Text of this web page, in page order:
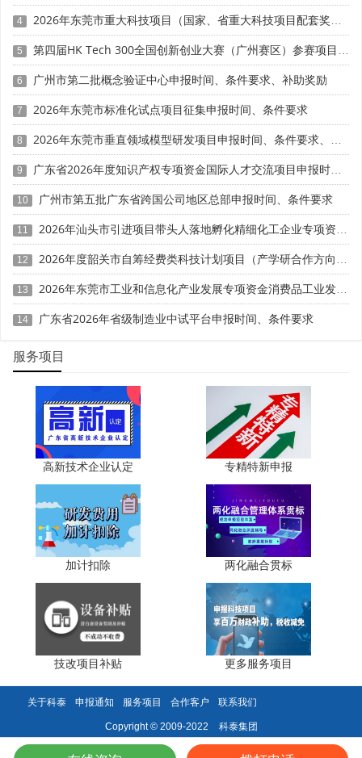
次，新增全生命周期碳足迹评价指标，完整核算产品从原料
开采、生产制造、运输使用到报废阶段的碳排放总量，名优
高品碳排放强度需低于行业平均水平。
针对工业减排装备、环保耗材、低碳建材等主流品类，
评价还增设环保材质占比、废气净化效率、低碳工艺应用等
细分指标。国家相关文件明确提出，减排类名优高品实行分
级评价机制，将低碳指标纳入硬性考核，逐步推动减排标准
与国际绿色规则接轨，倒逼企业优化生产工艺，降低产品碳
排属性。
三、循环经济类产品核心评价标准
开展评价。评价内容涵盖产品绿色设计、易拆解性能、再生
材料占比、回收再利用效率四大板块。
在设计层面，要求产品采用易回收、易拆解、易再生结
料、再生金属、再生纤维等再生原料的最低使用占比，不同
产品、再生资源制品，还需考核产品安全性能、使用寿命、
质量稳定性，同时规范产品回收渠道与标识标注。
按照国务院《关于加快构建废弃物循环利用体系的意
见》(国办发〔2024〕7号)要求，循环经济名优高品需建立
完整的回收处置溯源体系，确保产品报废后可高效资源化利
用，杜绝二次污染。该意见提出，到2025年初步建成覆盖各
领域、各环节的废弃物循环利用体系，到2030年建成覆盖全
面、运转高效、规范有序的废弃物循环利用体系，废弃物循
环利用水平总体居于世界前列。
需要说明的是，原文提到的《循环经济绩效评价技术导
则》国家标准目前正在修订中，2026年4月已发布征求意见
稿，尚未正式发布，企业需关注最新进展。
经济三类产品评价标准将进一步打通边界，构建"能效+低碳
4 2026年东莞市重大科技项目（国家、省重大科技项目配套奖励）入库备案申报时间、条件要求
5 第四届HK Tech 300全国创新创业大赛（广州赛区）参赛项目征集时间、条件要求、扶持奖励
6 广州市第二批概念验证中心申报时间、条件要求、补助奖励
7 2026年东莞市标准化试点项目征集申报时间、条件要求
8 2026年东莞市垂直领域模型研发项目申报时间、条件要求、资助奖励
9 广东省2026年度知识产权专项资金国际人才交流项目申报时间、条件要求
10 广州市第五批广东省跨国公司地区总部申报时间、条件要求
11 2026年汕头市引进项目带头人落地孵化精细化工企业专项资金申报时间、条件要求、资助奖励
12 2026年度韶关市自筹经费类科技计划项目（产学研合作方向）申报时间、条件要求
13 2026年东莞市工业和信息化产业发展专项资金消费品工业发展奖励项目“免申即享”时间、条件要求、补助奖励
14 广东省2026年省级制造业中试平台申报时间、条件要求
服务项目
高新技术企业认定 专精特新申报
加计扣除 两化融合贯标
技改项目补贴 更多服务项目
关于科泰 申报通知 服务项目 合作客户 联系我们
Copyright © 2009-2022 科泰集团